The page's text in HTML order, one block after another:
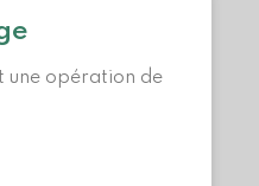
une opération de